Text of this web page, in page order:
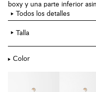
boxy y una parte inferior
Todos los detalles
Talla
Color